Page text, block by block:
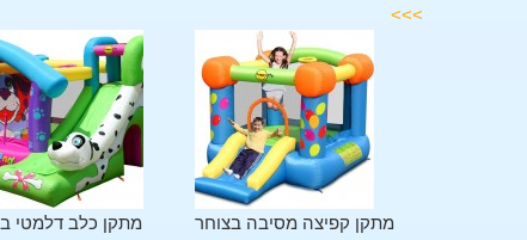
>>>
מתקן כלב דלמטי
מתקן קפיצה מסיבה בצוחר